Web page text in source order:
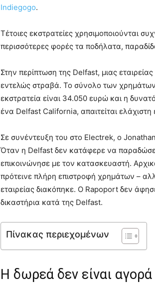
Indiegogo.
Τέτοιες εκστρατείες χρησιμοποιούνται
περισσότερες φορές τα ποδήλατα,
Στην περίπτωση της Delfast, μιας
εντελώς στραβά. Το σύνολο των
εκστρατεία είναι 34.050 ευρώ και η
ένα Delfast California, απαιτείται
Σε συνέντευξη του στο Electrek, ο
Όταν η Delfast δεν κατάφερε να
επικοινώνησε με τον κατασκευαστή.
πρότεινε πλήρη επιστροφή χρημάτων –
εταιρείας διακόπηκε. Ο Rapoport δεν
δικαστήρια κατά της Delfast.
Πίνακας περιεχομένων
Η δωρεά δεν είναι αγορά